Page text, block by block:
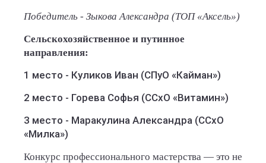
Победитель - Зыкова Александра (ТОП «Аксель»)
Сельскохозяйственное и путинное
направления:
1 место - Куликов Иван (СПуО «Кайман»)
2 место - Горева Софья (ССхО «Витамин»)
3 место - Маракулина Александра (ССхО
«Милка»)
Конкурс профессионального мастерства — это не